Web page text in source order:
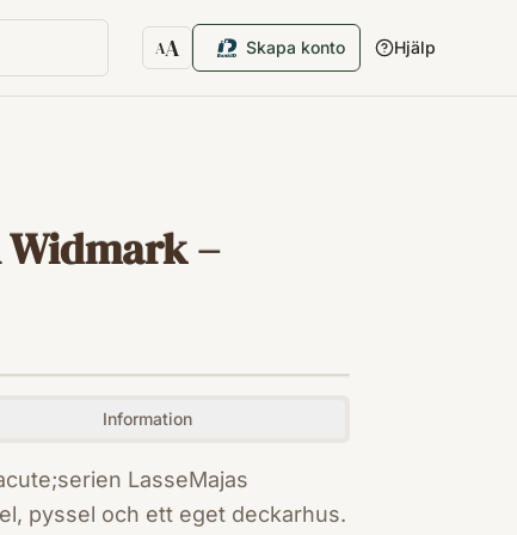
AA
Textstorlek
Skapa konto Hjälp
–
Information
LasseMajas
pyssel och ett eget deckarhus.